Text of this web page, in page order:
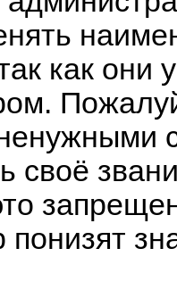
как они
своё